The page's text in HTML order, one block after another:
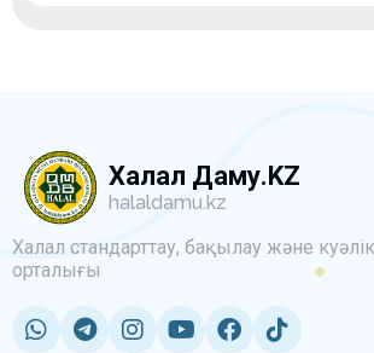
Халал Даму.KZ
halaldamu.kz
Халал стандарттау, бақылау және
орталығы